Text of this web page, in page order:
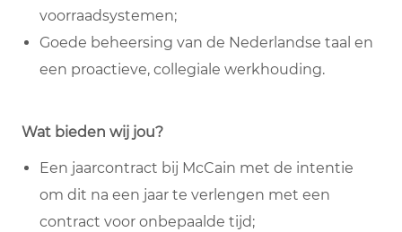
voorraadsystemen;
Goede beheersing van de Nederlandse taal en
een proactieve, collegiale werkhouding.
Wat bieden wij jou?
Een jaarcontract bij McCain met de intentie
om dit na een jaar te verlengen met een
contract voor onbepaalde tijd;